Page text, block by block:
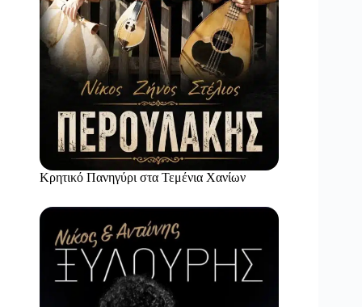
Κρητικό Πανηγύρι στα Τεμένια Χανίων